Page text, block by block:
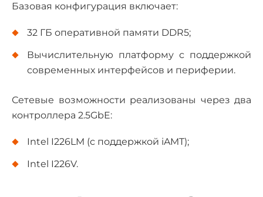
Базовая конфигурация включает:
32 ГБ оперативной памяти DDR5;
Вычислительную платформу с поддержкой
современных интерфейсов и периферии.
Сетевые возможности реализованы через два
контроллера 2.5GbE:
Intel I226LM (с поддержкой iAMT);
Intel I226V.